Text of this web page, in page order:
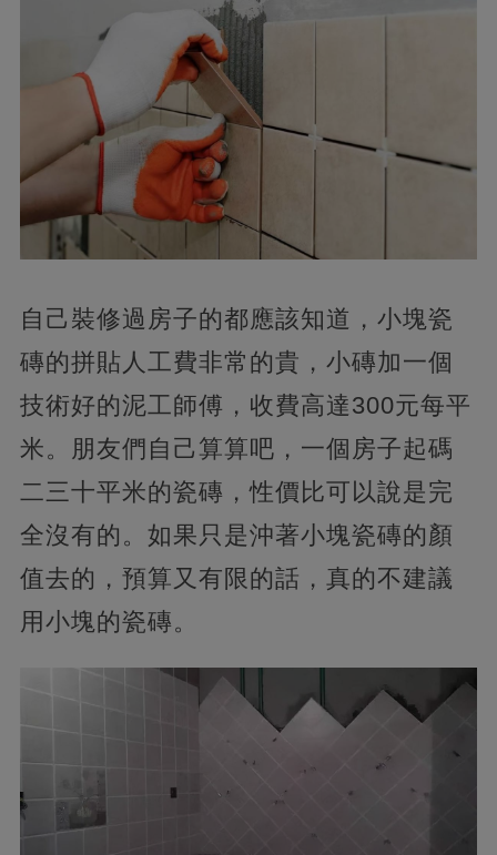
自己裝修過房子的都應該知道，小塊瓷
磚的拼貼人工費非常的貴，小磚加一個
技術好的泥工師傅，收費高達300元每平
米。朋友們自己算算吧，一個房子起碼
二三十平米的瓷磚，性價比可以說是完
全沒有的。如果只是沖著小塊瓷磚的顏
值去的，預算又有限的話，真的不建議
用小塊的瓷磚。